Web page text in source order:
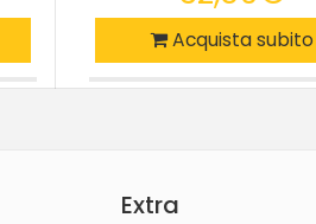
Acquista subito
Extra